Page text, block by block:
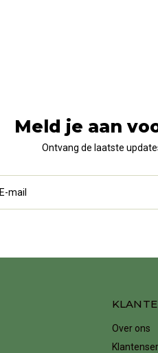
Meld je aan
Ontvang de laatste
Over ons